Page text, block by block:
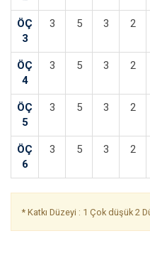
ÖÇ
3
3 5 3 2
ÖÇ
4
3 5 3 2
ÖÇ
5
3 5 3 2
ÖÇ
6
3 5 3 2
* Katkı Düzeyi : 1 Çok düşük 2